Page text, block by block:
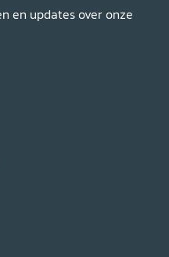
en updates over onze